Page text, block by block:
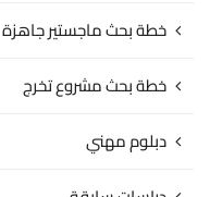
خطة بحث ماجستير جاهزة
خطة بحث مشروع تخرج
دبلوم مهني